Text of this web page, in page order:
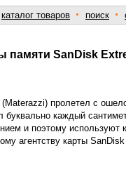
каталог товаров · поиск ·
SanDisk
пролетел с
каждый
и поэтому используют
агентству карты